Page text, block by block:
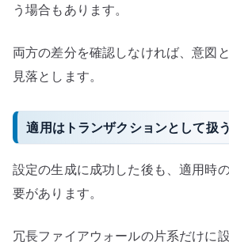
う場合もあります。
両方の差分を確認しなければ、意図
見落とします。
適用はトランザクションとして扱う
設定の生成に成功した後も、適用時
要があります。
冗長ファイアウォールの片系だけに